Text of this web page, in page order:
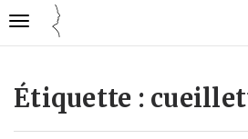
Gestion des traceurs
Cuisine
emploi
Ouvrir
Étiquette :